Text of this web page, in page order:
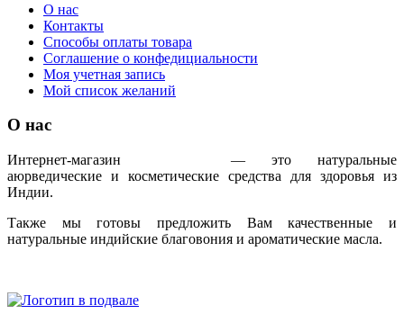
О нас
Контакты
Способы оплаты товара
Соглашение о конфедициальности
Моя учетная запись
Мой список желаний
О нас
Интернет-магазин
— это натуральные
аюрведические и косметические средства для здоровья из
Индии.
Также мы готовы предложить Вам качественные и
натуральные индийские благовония и ароматические масла.